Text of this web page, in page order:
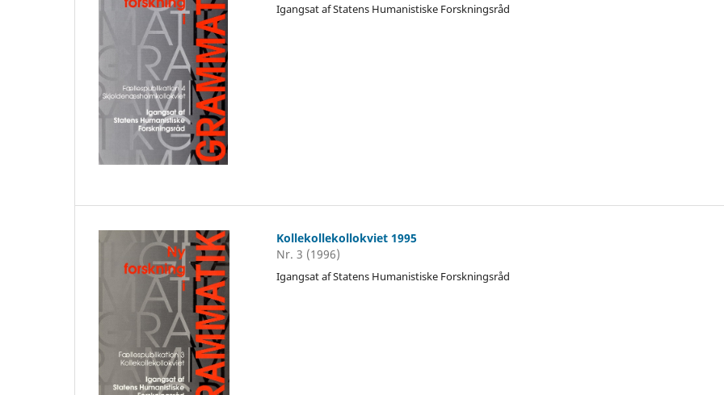
Igangsat af Statens Humanistiske Forskningsråd
Kollekollekollokviet 1995
Nr. 3 (1996)
Igangsat af Statens Humanistiske Forskningsråd